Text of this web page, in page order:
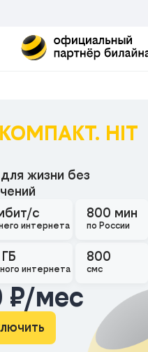
КОМПАКТ. HIT
жизни без
с
интернета
интернета
800 мин
по России
800
смс
₽/мес